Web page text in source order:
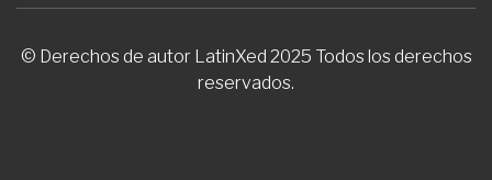
© Derechos de autor LatinXed 2025 Todos los derechos
reservados.